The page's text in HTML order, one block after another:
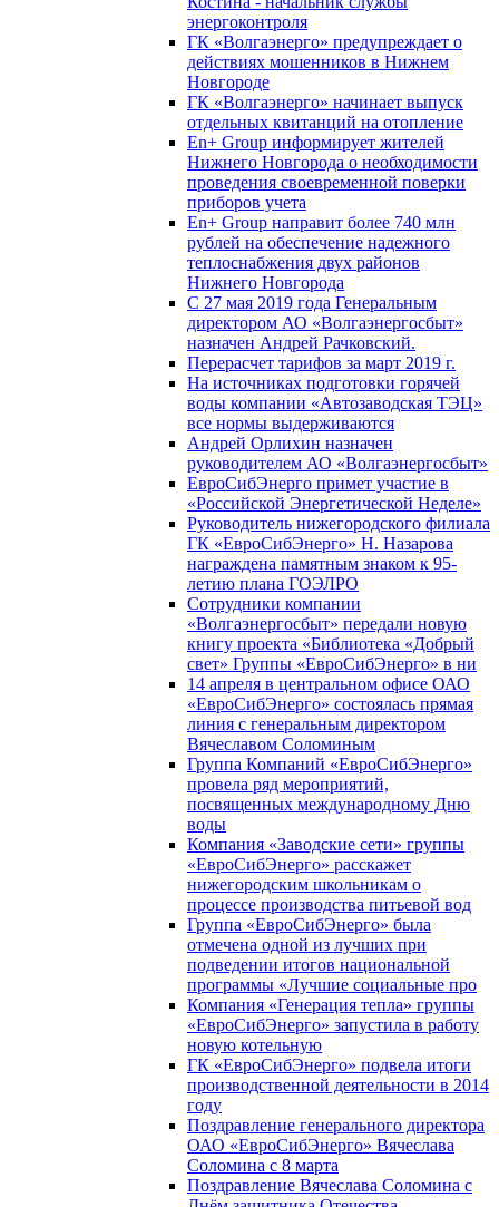
энергоконтроля
ГК «Волгаэнерго» предупреждает о
действиях мошенников в Нижнем
Новгороде
ГК «Волгаэнерго» начинает выпуск
отдельных квитанций на отопление
En+ Group информирует жителей
Нижнего Новгорода о необходимости
проведения своевременной поверки
приборов учета
En+ Group направит более 740 млн
рублей на обеспечение надежного
теплоснабжения двух районов
Нижнего Новгорода
С 27 мая 2019 года Генеральным
директором АО «Волгаэнергосбыт»
назначен Андрей Рачковский.
Перерасчет тарифов за март 2019 г.
На источниках подготовки горячей
воды компании «Автозаводская ТЭЦ»
все нормы выдерживаются
Андрей Орлихин назначен
руководителем АО «Волгаэнергосбыт»
ЕвроСибЭнерго примет участие в
«Российской Энергетической Неделе»
Руководитель нижегородского филиала
ГК «ЕвроСибЭнерго» Н. Назарова
награждена памятным знаком к 95-
летию плана ГОЭЛРО
Сотрудники компании
«Волгаэнергосбыт» передали новую
книгу проекта «Библиотека «Добрый
свет» Группы «ЕвроСибЭнерго» в ни
14 апреля в центральном офисе ОАО
«ЕвроСибЭнерго» состоялась прямая
линия с генеральным директором
Вячеславом Соломиным
Группа Компаний «ЕвроСибЭнерго»
провела ряд мероприятий,
посвященных международному Дню
воды
Компания «Заводские сети» группы
«ЕвроСибЭнерго» расскажет
нижегородским школьникам о
процессе производства питьевой вод
Группа «ЕвроСибЭнерго» была
отмечена одной из лучших при
подведении итогов национальной
программы «Лучшие социальные про
Компания «Генерация тепла» группы
«ЕвроСибЭнерго» запустила в работу
новую котельную
ГК «ЕвроСибЭнерго» подвела итоги
производственной деятельности в 2014
году
Поздравление генерального директора
ОАО «ЕвроСибЭнерго» Вячеслава
Соломина с 8 марта
Поздравление Вячеслава Соломина с